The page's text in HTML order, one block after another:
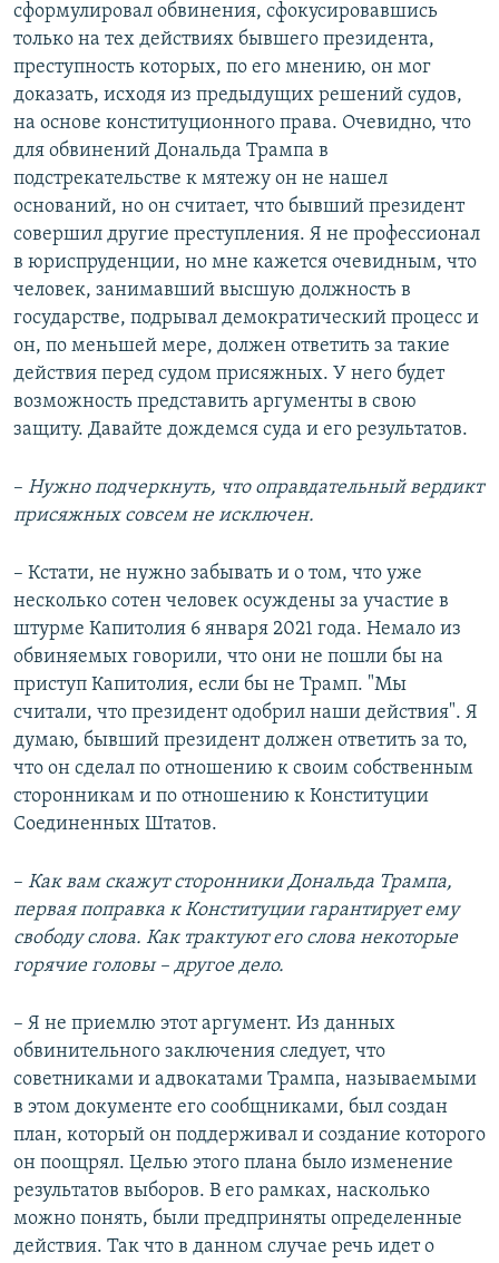
сформулировал обвинения, сфокусировавшись
только на тех действиях бывшего президента,
преступность которых, по его мнению, он мог
доказать, исходя из предыдущих решений судов,
на основе конституционного права. Очевидно, что
для обвинений Дональда Трампа в
подстрекательстве к мятежу он не нашел
оснований, но он считает, что бывший президент
совершил другие преступления. Я не профессионал
в юриспруденции, но мне кажется очевидным, что
человек, занимавший высшую должность в
государстве, подрывал демократический процесс и
он, по меньшей мере, должен ответить за такие
действия перед судом присяжных. У него будет
возможность представить аргументы в свою
защиту. Давайте дождемся суда и его результатов.
– Нужно подчеркнуть, что оправдательный вердикт
присяжных совсем не исключен.
– Кстати, не нужно забывать и о том, что уже
несколько сотен человек осуждены за участие в
штурме Капитолия 6 января 2021 года. Немало из
обвиняемых говорили, что они не пошли бы на
приступ Капитолия, если бы не Трамп. "Мы
считали, что президент одобрил наши действия". Я
думаю, бывший президент должен ответить за то,
что он сделал по отношению к своим собственным
сторонникам и по отношению к Конституции
Соединенных Штатов.
– Как вам скажут сторонники Дональда Трампа,
первая поправка к Конституции гарантирует ему
свободу слова. Как трактуют его слова некоторые
горячие головы – другое дело.
– Я не приемлю этот аргумент. Из данных
обвинительного заключения следует, что
советниками и адвокатами Трампа, называемыми
в этом документе его сообщниками, был создан
план, который он поддерживал и создание которого
он поощрял. Целью этого плана было изменение
результатов выборов. В его рамках, насколько
можно понять, были предприняты определенные
действия. Так что в данном случае речь идет о